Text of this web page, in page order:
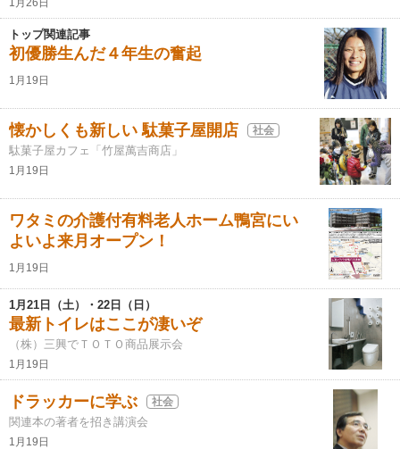
1月26日
トップ関連記事
初優勝生んだ４年生の奮起
1月19日
懐かしくも新しい 駄菓子屋開店 社会
駄菓子屋カフェ「竹屋萬吉商店」
1月19日
ワタミの介護付有料老人ホーム鴨宮にい
よいよ来月オープン！
1月19日
1月21日（土）・22日（日）
最新トイレはここが凄いぞ
（株）三興でＴＯＴＯ商品展示会
1月19日
ドラッカーに学ぶ 社会
関連本の著者を招き講演会
1月19日